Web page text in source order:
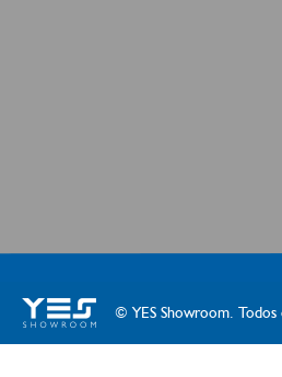
© YES Showroom. Todos